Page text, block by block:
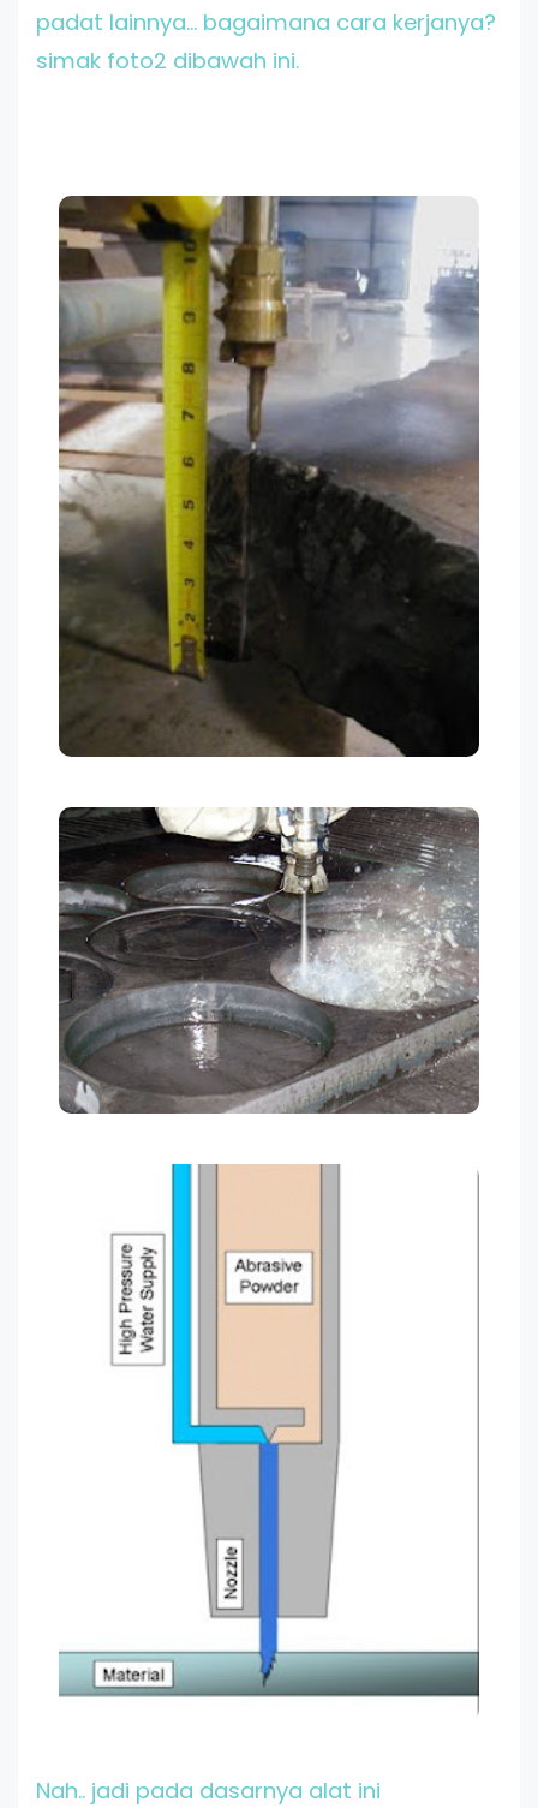
padat lainnya... bagaimana cara kerjanya?
simak foto2 dibawah ini.
Nah.. jadi pada dasarnya alat ini